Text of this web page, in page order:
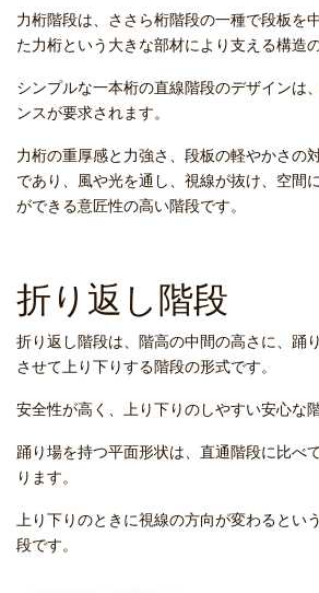
力桁階段は、ささら桁階段の一種で段板を
た力桁という大きな部材により支える構造
シンプルな一本桁の直線階段のデザインは
ンスが要求されます。
力桁の重厚感と力強さ、段板の軽やかさの
であり、風や光を通し、視線が抜け、空間
ができる意匠性の高い階段です。
折り返し階段
折り返し階段は、階高の中間の高さに、踊
させて上り下りする階段の形式です。
安全性が高く、上り下りのしやすい安心な
踊り場を持つ平面形状は、直通階段に比べ
ります。
上り下りのときに視線の方向が変わるとい
段です。